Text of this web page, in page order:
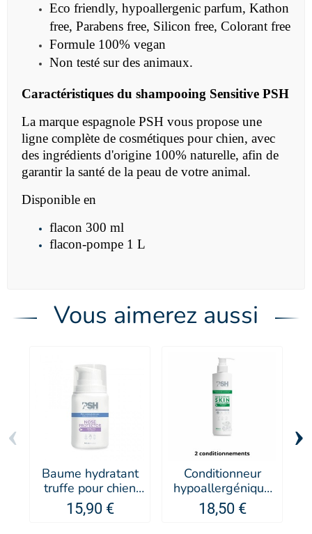
Eco friendly, hypoallergenic parfum, Kathon
free, Parabens free, Silicon free, Colorant free
Formule 100% vegan
Non testé sur des animaux.
Caractéristiques du shampooing Sensitive PSH
La marque espagnole PSH vous propose une
ligne complète de cosmétiques pour chien, avec
des ingrédients d'origine 100% naturelle, afin de
garantir la santé de la peau de votre animal.
Disponible en
flacon 300 ml
flacon-pompe 1 L
Vous aimerez aussi
Baume hydratant
truffe pour chien
Nose Protector -
PSH
15,90 €
Conditionneur
hypoallergénique
pour chien
Sensitive - PSH
18,50 €
‹ ›